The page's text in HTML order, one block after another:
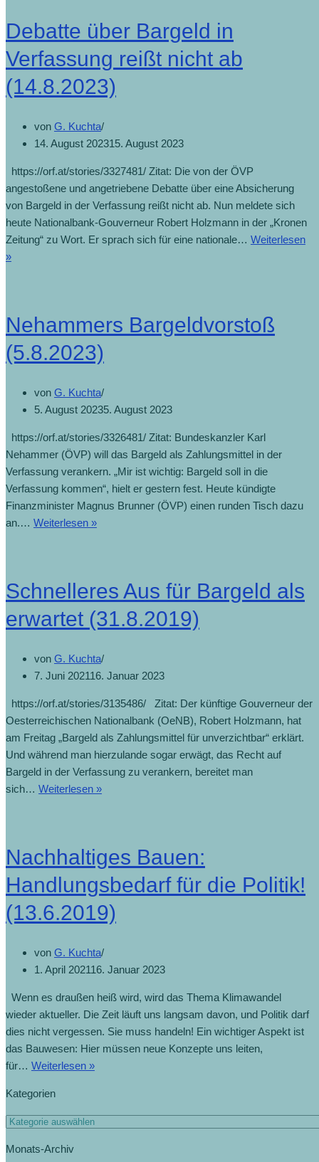
Debatte über Bargeld in
Verfassung reißt nicht ab
(14.8.2023)
von G. Kuchta
14. August 202315. August 2023
https://orf.at/stories/3327481/ Zitat: Die von der ÖVP
angestoßene und angetriebene Debatte über eine Absicherung
von Bargeld in der Verfassung reißt nicht ab. Nun meldete sich
heute Nationalbank-Gouverneur Robert Holzmann in der „Kronen
Zeitung“ zu Wort. Er sprach sich für eine nationale… Weiterlesen
»
Nehammers Bargeldvorstoß
(5.8.2023)
von G. Kuchta
5. August 20235. August 2023
https://orf.at/stories/3326481/ Zitat: Bundeskanzler Karl
Nehammer (ÖVP) will das Bargeld als Zahlungsmittel in der
Verfassung verankern. „Mir ist wichtig: Bargeld soll in die
Verfassung kommen“, hielt er gestern fest. Heute kündigte
Finanzminister Magnus Brunner (ÖVP) einen runden Tisch dazu
an.… Weiterlesen »
Schnelleres Aus für Bargeld als
erwartet (31.8.2019)
von G. Kuchta
7. Juni 202116. Januar 2023
https://orf.at/stories/3135486/ Zitat: Der künftige Gouverneur der
Oesterreichischen Nationalbank (OeNB), Robert Holzmann, hat
am Freitag „Bargeld als Zahlungsmittel für unverzichtbar“ erklärt.
Und während man hierzulande sogar erwägt, das Recht auf
Bargeld in der Verfassung zu verankern, bereitet man
sich… Weiterlesen »
Nachhaltiges Bauen:
Handlungsbedarf für die Politik!
(13.6.2019)
von G. Kuchta
1. April 202116. Januar 2023
Wenn es draußen heiß wird, wird das Thema Klimawandel
wieder aktueller. Die Zeit läuft uns langsam davon, und Politik darf
dies nicht vergessen. Sie muss handeln! Ein wichtiger Aspekt ist
das Bauwesen: Hier müssen neue Konzepte uns leiten,
für… Weiterlesen »
Kategorien
Monats-Archiv